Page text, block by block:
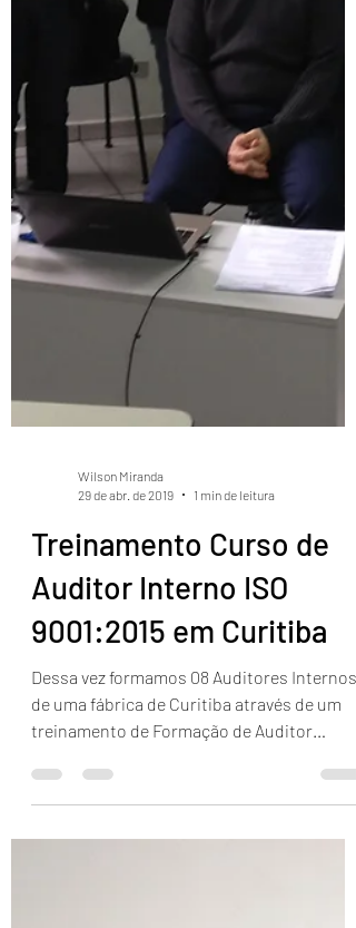
29 de abr. de 2019
1 min de leitura
Treinamento Curso de
Auditor Interno ISO
9001:2015 em Curitiba
Dessa vez formamos 08 Auditores Internos
de uma fábrica de Curitiba através de um
treinamento de Formação de Auditor
Interno ISO...